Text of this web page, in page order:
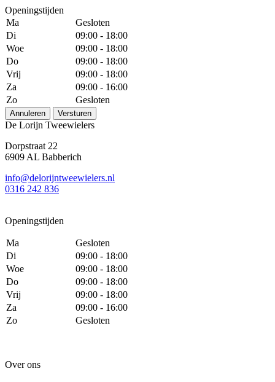
Openingstijden
Ma
Gesloten
Di
09:00 - 18:00
Woe
09:00 - 18:00
Do
09:00 - 18:00
Vrij
09:00 - 18:00
Za
09:00 - 16:00
Zo
Gesloten
Annuleren Versturen
De Lorijn Tweewielers
Dorpstraat 22
6909 AL Babberich
info@delorijntweewielers.nl
0316 242 836
Openingstijden
Ma
Gesloten
Di
09:00 - 18:00
Woe
09:00 - 18:00
Do
09:00 - 18:00
Vrij
09:00 - 18:00
Za
09:00 - 16:00
Zo
Gesloten
Over ons